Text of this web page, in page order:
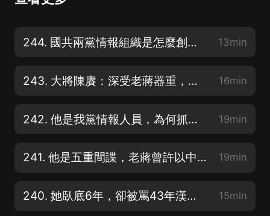
244. 國共兩黨情報組織是怎麼創建的？我黨的中央特科早期成員都有誰？ 13min
243. 大將陳賡：深受老蔣器重，為何離開老蔣？如何成了我黨情報科長？ 16min
242. 他是我黨情報人員，為何抓父親入獄？為何陪溥儀坐了5年牢？ 19min
241. 他是五重間諜，老蔣曾許以中將，他選擇回歸我黨，結局令人唏噓 19min
240. 她臥底6年，卻被罵43年漢奸，坐10年冤獄，最終選擇自我了斷 15min